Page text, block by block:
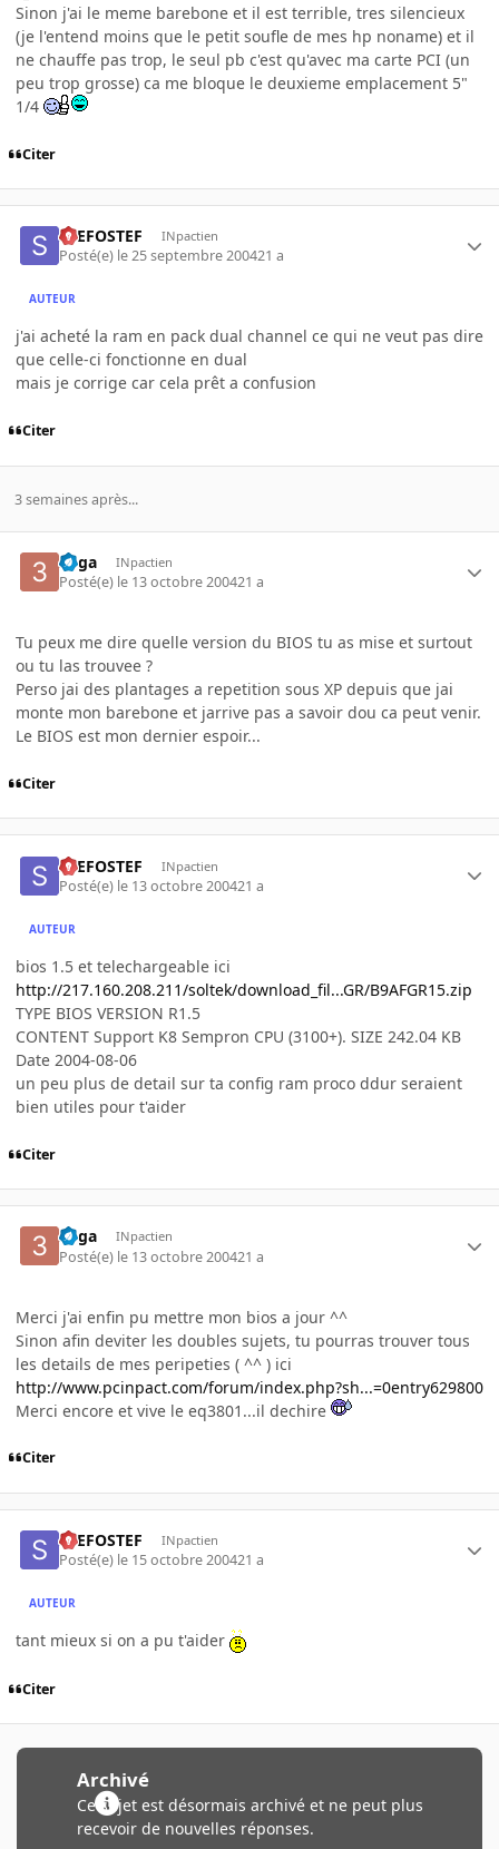
Sinon j'ai le meme barebone et il est terrible, tres silencieux
(je l'entend moins que le petit soufle de mes hp noname) et il
ne chauffe pas trop, le seul pb c'est qu'avec ma carte PCI (un
peu trop grosse) ca me bloque le deuxieme emplacement 5"
1/4
Citer
STEFOSTEF INpactien
Posté(e) le 25 septembre 200421 a
AUTEUR
j'ai acheté la ram en pack dual channel ce qui ne veut pas dire
que celle-ci fonctionne en dual
mais je corrige car cela prêt a confusion
Citer
3 semaines après...
3dga INpactien
Posté(e) le 13 octobre 200421 a
Tu peux me dire quelle version du BIOS tu as mise et surtout
ou tu las trouvee ?
Perso jai des plantages a repetition sous XP depuis que jai
monte mon barebone et jarrive pas a savoir dou ca peut venir.
Le BIOS est mon dernier espoir...
Citer
STEFOSTEF INpactien
Posté(e) le 13 octobre 200421 a
AUTEUR
bios 1.5 et telechargeable ici
http://217.160.208.211/soltek/download_fil...GR/B9AFGR15.zip
TYPE BIOS VERSION R1.5
CONTENT Support K8 Sempron CPU (3100+). SIZE 242.04 KB
Date 2004-08-06
un peu plus de detail sur ta config ram proco ddur seraient
bien utiles pour t'aider
Citer
3dga INpactien
Posté(e) le 13 octobre 200421 a
Merci j'ai enfin pu mettre mon bios a jour ^^
Sinon afin deviter les doubles sujets, tu pourras trouver tous
les details de mes peripeties ( ^^ ) ici
http://www.pcinpact.com/forum/index.php?sh...=0entry629800
Merci encore et vive le eq3801...il dechire
Citer
STEFOSTEF INpactien
Posté(e) le 15 octobre 200421 a
AUTEUR
tant mieux si on a pu t'aider
Citer
Archivé
Ce sujet est désormais archivé et ne peut plus
recevoir de nouvelles réponses.